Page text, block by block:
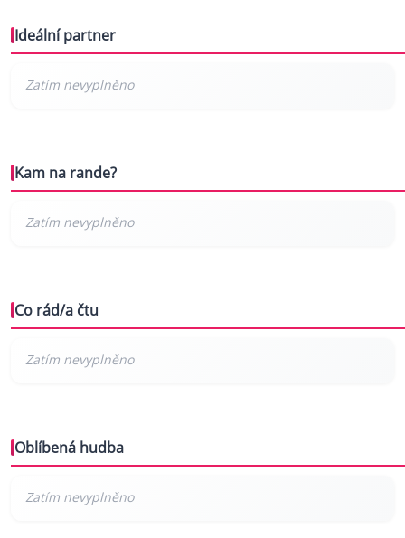
Ideální partner
Kam na rande?
Co rád/a čtu
Oblíbená hudba